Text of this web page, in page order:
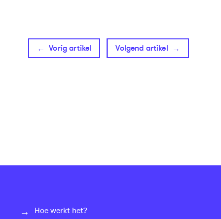
Vorig artikel Volgend artikel
Hoe werkt het?